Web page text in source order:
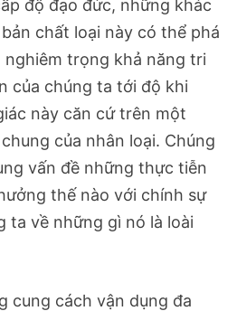
độ đạo đức, những khác
chất loại này có thể phá
trọng khả năng tri
của chúng ta tới độ khi
này căn cứ trên một
của nhân loại. Chúng
vấn đề những thực tiễn
thế nào với chính sự
ta về những gì nó là loài
cung cách vận dụng đa